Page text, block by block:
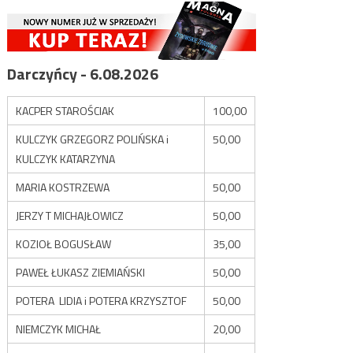
Darczyńcy - 6.08.2026
KACPER STAROŚCIAK
100,00
KULCZYK GRZEGORZ POLIŃSKA i
KULCZYK KATARZYNA
50,00
MARIA KOSTRZEWA
50,00
JERZY T MICHAJŁOWICZ
50,00
KOZIOŁ BOGUSŁAW
35,00
PAWEŁ ŁUKASZ ZIEMIAŃSKI
50,00
POTERA LIDIA i POTERA KRZYSZTOF
50,00
NIEMCZYK MICHAŁ
20,00